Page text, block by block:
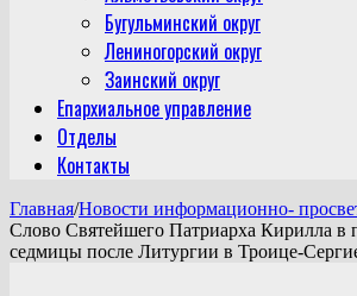
Бугульминский округ
Лениногорский округ
Заинский округ
Епархиальное управление
Отделы
Контакты
Главная/Новости информационно-
Слово Святейшего Патриарха Кирилла в
седмицы после Литургии в Троице-